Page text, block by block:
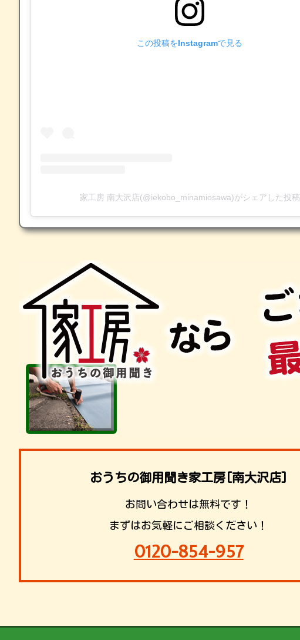
この投稿をInstagramで見る
家工房 南大沢店(@iekobo_minamiosawa)がシェアした投稿
おうちの御用聞き家工房[南大沢店]
お問い合わせは無料です！
まずはお気軽にご相談ください！
0120-854-957